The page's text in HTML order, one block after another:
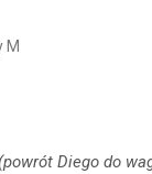
M
Diego do